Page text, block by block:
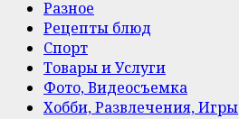
Разное
Рецепты блюд
Спорт
Товары и Услуги
Фото, Видеосъемка
Хобби, Развлечения, Игры